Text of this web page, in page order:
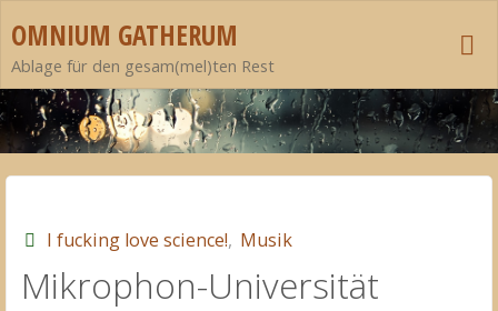
Inhalt
springen
OMNIUM GATHERUM
Ablage für den gesam(mel)ten Rest
I fucking love science!, Musik
Mikrophon-Universität